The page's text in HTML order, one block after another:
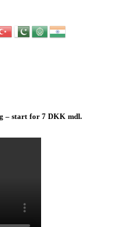
– start for 7 DKK mdl.